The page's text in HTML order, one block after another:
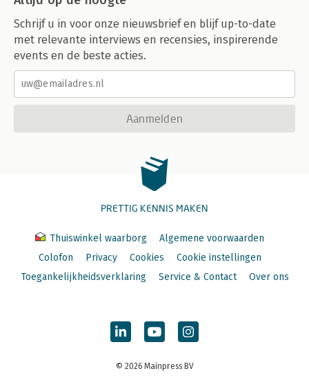
Schrijf u in voor onze nieuwsbrief en blijf up-to-date
met relevante interviews en recensies, inspirerende
events en de beste acties.
Aanmelden
PRETTIG KENNIS MAKEN
Thuiswinkel waarborg
Algemene voorwaarden
Colofon
Privacy Cookies
Cookie instellingen
Toegankelijkheidsverklaring
Service & Contact Over ons
© 2026 Mainpress BV